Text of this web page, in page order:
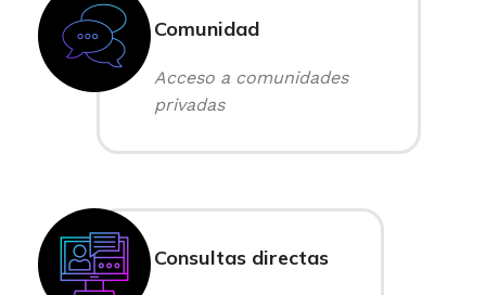
Comunidad
Acceso a comunidades
privadas
Consultas directas